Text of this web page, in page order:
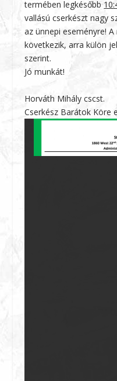
termében legkésőbb10
vallású cserkészt nagy
az ünnepi eseményre!
következik, arra külön
szerint.
Jó munkát!
Horváth Mihály cscst.
Cserkész Barátok Köre